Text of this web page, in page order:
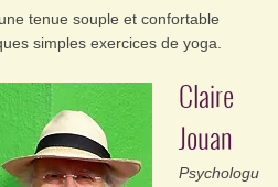
tenue souple et confortable
simples exercices de yoga.
Claire
Jouan
Psychologu